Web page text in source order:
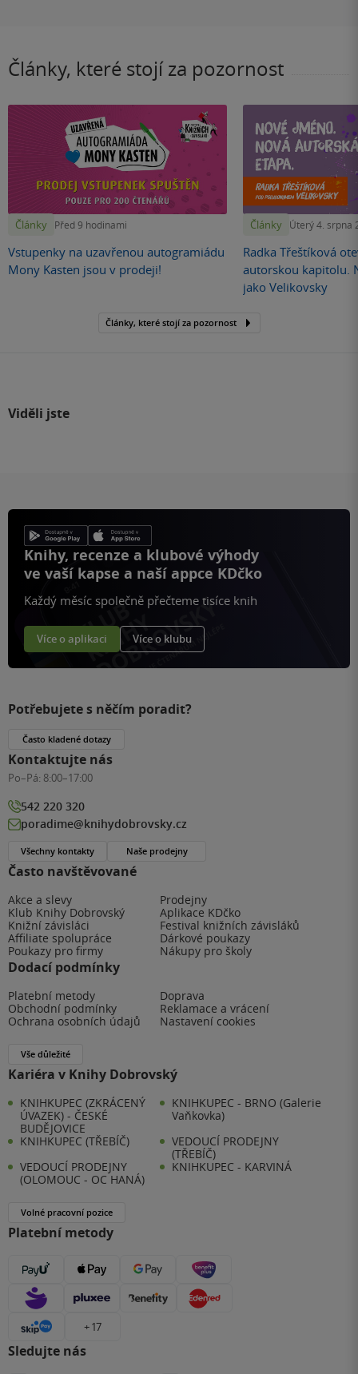
Články, které stojí za pozornost
Články Před 9 hodinami
Vstupenky na uzavřenou autogramiádu
Mony Kasten jsou v prodeji!
Články Úterý 4. srpna
Radka Třeštíková
autorskou kapitolu.
jako Velikovsky
Články, které stojí za pozornost
Viděli jste
Knihy, recenze a klubové výhody
ve vaší kapse a naší appce KDčko
Každý měsíc společně přečteme tisíce knih
Více o aplikaci Více o klubu
Často navštěvované
Akce a slevy
Prodejny
Klub Knihy Dobrovský
Aplikace KDčko
Knižní závisláci
Festival knižních závisláků
Affiliate spolupráce
Dárkové poukazy
Poukazy pro firmy
Nákupy pro školy
Dodací podmínky
Platební metody
Doprava
Obchodní podmínky
Reklamace a vrácení
Ochrana osobních údajů
Nastavení cookies
Vše důležité
Kariéra v Knihy Dobrovský
KNIHKUPEC (ZKRÁCENÝ
ÚVAZEK) - ČESKÉ
BUDĚJOVICE
KNIHKUPEC - BRNO (Galerie
Vaňkovka)
KNIHKUPEC (TŘEBÍČ)
VEDOUCÍ PRODEJNY
(TŘEBÍČ)
VEDOUCÍ PRODEJNY
(OLOMOUC - OC HANÁ)
KNIHKUPEC - KARVINÁ
Volné pracovní pozice
Platební metody
+ 17
Sledujte nás
Potřebujete s něčím poradit?
Často kladené dotazy
Kontaktujte nás
Po–Pá: 8:00–17:00
542 220 320
poradime@knihydobrovsky.cz
Všechny kontakty Naše prodejny